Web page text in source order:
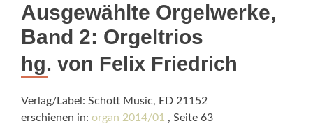
Ausgewählte Orgelwerke,
Band 2: Orgeltrios
hg. von Felix Friedrich
Verlag/Label: Schott Music, ED 21152
erschienen in: organ 2014/01 , Seite 63